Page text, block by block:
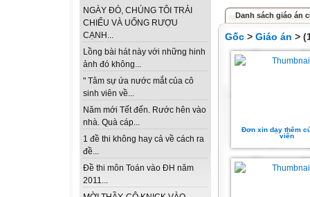
NGÀY ĐÓ, CHÚNG TÔI TRẢI
CHIẾU VÀ UỐNG RƯỢU
CẠNH...
Lồng bài hát này với những hinh
ảnh đó không...
" Tâm sự ứa nước mắt của cô
sinh viên về...
Năm mới Tết đến. Rước hên vào
nhà. Quà cáp...
1 đề thi không hay cả về cách ra
đề...
Đề thi môn Toán vào ĐH năm
2011...
Danh sách giáo án
Gốc > Giáo án >
Đơn xin dạy thêm
viên